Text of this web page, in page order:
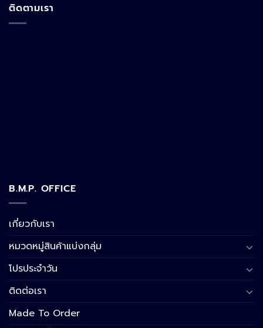
ติดตามเรา
B.M.P. OFFICE
เกี่ยวกับเรา
หมวดหมู่สินค้าแบ่งกลุ่ม
โปรประจำวัน
ติดต่อเรา
Made To Order